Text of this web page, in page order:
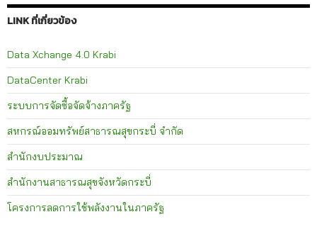
LINK ที่เกี่ยวข้อง
Data Xchange 4.0 Krabi
DataCenter Krabi
ระบบการจัดซื้อจัดจ้างภาครัฐ
สหกรณ์ออมทรัพย์สาธารณสุขกระบี่ จำกัด
สำนักงบประมาณ
สำนักงานสาธารณสุขจังหวัดกระบี่
โครงการลดการใช้พลังงานในภาครัฐ